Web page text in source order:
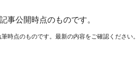
事公開時点のものです。
時点のものです。最新の内容をご確認ください。